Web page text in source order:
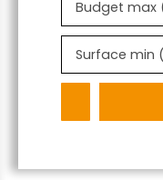
Budget max
Surface min